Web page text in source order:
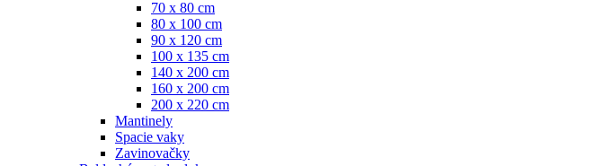
70 x 80 cm
80 x 100 cm
90 x 120 cm
100 x 135 cm
140 x 200 cm
160 x 200 cm
200 x 220 cm
Mantinely
Spacie vaky
Zavinovačky